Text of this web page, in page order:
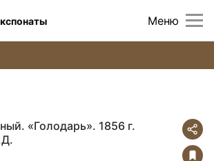
Меню
«Голодарь». 1856 г.